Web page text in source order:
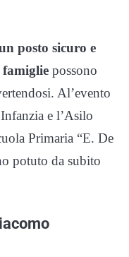
posto sicuro e
famiglie possono
Al’evento
e l’Asilo
Primaria “E. De
potuto da subito